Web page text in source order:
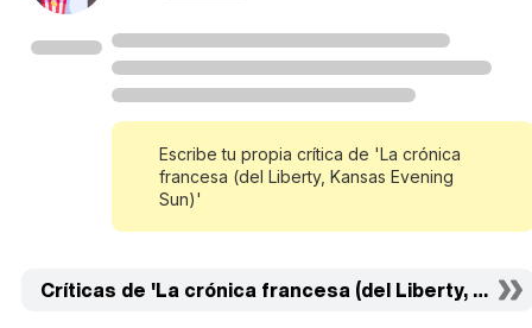
Escribe tu propia crítica de 'La crónica
francesa (del Liberty, Kansas Evening
Sun)'
Críticas de 'La crónica francesa (del Liberty,